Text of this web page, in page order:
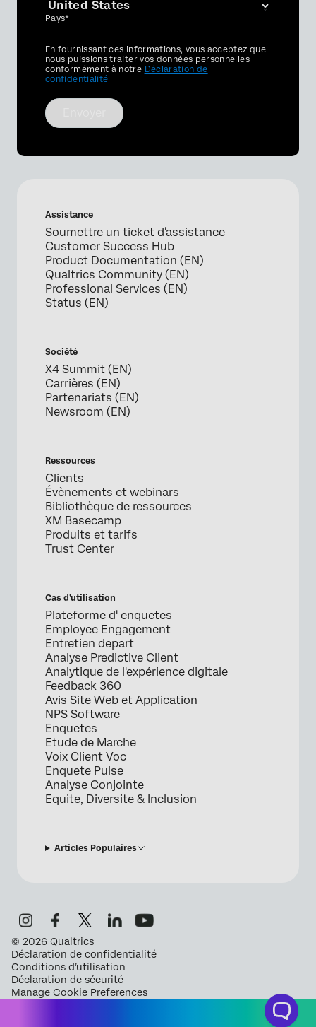
Pays*
Privacy
Optin
En fournissant ces informations, vous acceptez que
nous puissions traiter vos données personnelles
conformément à notre Déclaration de
confidentialité
Assistance
Soumettre un ticket d'assistance
Customer Success Hub
Product Documentation (EN)
Qualtrics Community (EN)
Professional Services (EN)
Status (EN)
Société
X4 Summit (EN)
Carrières (EN)
Partenariats (EN)
Newsroom (EN)
Ressources
Clients
Évènements et webinars
Bibliothèque de ressources
XM Basecamp
Produits et tarifs
Trust Center
Cas d’utilisation
Plateforme d' enquetes
Employee Engagement
Entretien depart
Analyse Predictive Client
Analytique de l'expérience digitale
Feedback 360
Avis Site Web et Application
NPS Software
Enquetes
Etude de Marche
Voix Client Voc
Enquete Pulse
Analyse Conjointe
Equite, Diversite & Inclusion
Articles Populaires
© 2026 Qualtrics
Déclaration de confidentialité
Conditions d’utilisation
Déclaration de sécurité
Manage Cookie Preferences